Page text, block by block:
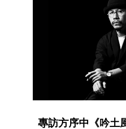
專訪方序中《吟土